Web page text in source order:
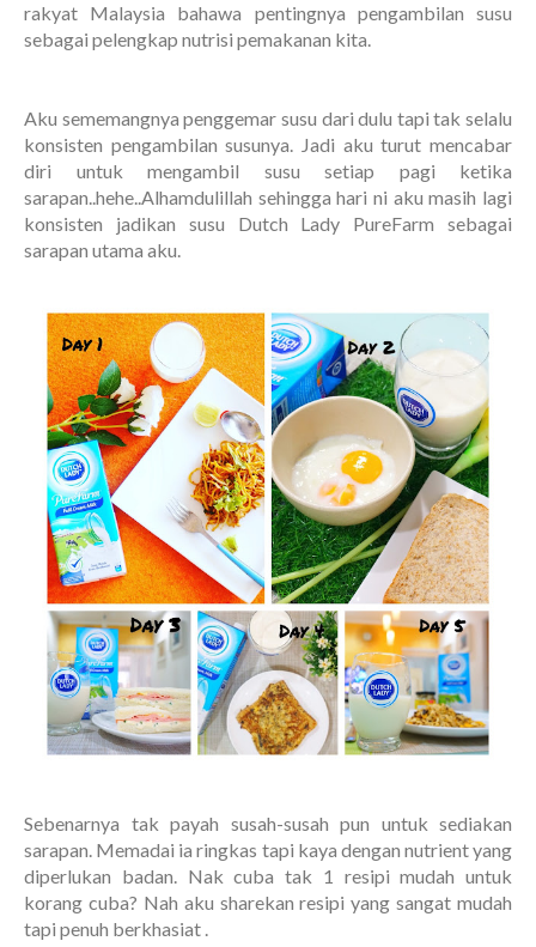
rakyat Malaysia bahawa pentingnya pengambilan susu
sebagai pelengkap nutrisi pemakanan kita.
Aku sememangnya penggemar susu dari dulu tapi tak selalu
konsisten pengambilan susunya. Jadi aku turut mencabar
diri untuk mengambil susu setiap pagi ketika
sarapan..hehe..Alhamdulillah sehingga hari ni aku masih lagi
konsisten jadikan susu Dutch Lady PureFarm sebagai
sarapan utama aku.
Sebenarnya tak payah susah-susah pun untuk sediakan
sarapan. Memadai ia ringkas tapi kaya dengan nutrient yang
diperlukan badan. Nak cuba tak 1 resipi mudah untuk
korang cuba? Nah aku sharekan resipi yang sangat mudah
tapi penuh berkhasiat .